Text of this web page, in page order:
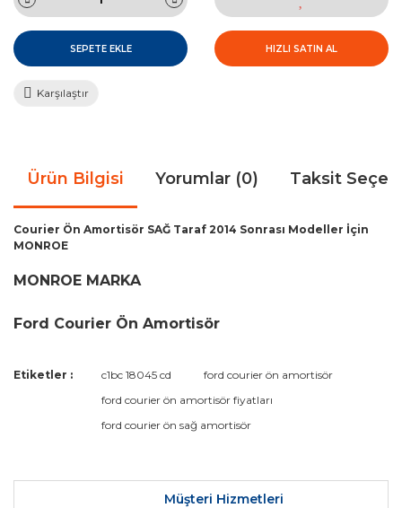
SEPETE EKLE HIZLI SATIN AL
Karşılaştır
Ürün Bilgisi Yorumlar (0) Taksit
Courier Ön Amortisör SAĞ Taraf 2014 Sonrası Modeller İçin
MONROE
MONROE MARKA
Ford Courier Ön Amortisör
Bu ürüne ilk yorumu siz yapın!
Bu ürünün fiyat bilgisi, resim, ürün açıklamalarında ve diğer
kullanarak tarafımıza iletebilirsiniz.
Görüş ve önerileriniz için teşekkür ederiz.
Ürün açıklamasında eksik bilgiler bulunuyor.
Etiketler : c1bc 18045 cd
ford courier ön amortisör
ford courier ön amortisör fiyatları
ford courier ön sağ amortisör
Müşteri Hizmetleri